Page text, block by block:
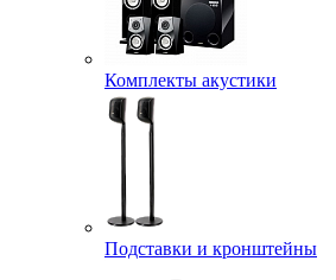
Комплекты акустики
Подставки и кронштейны